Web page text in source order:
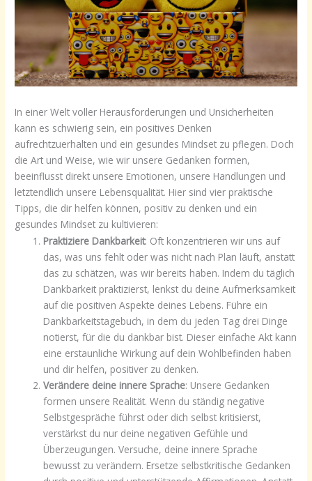
In einer Welt voller Herausforderungen und Unsicherheiten
kann es schwierig sein, ein positives Denken
aufrechtzuerhalten und ein gesundes Mindset zu pflegen. Doch
die Art und Weise, wie wir unsere Gedanken formen,
beeinflusst direkt unsere Emotionen, unsere Handlungen und
letztendlich unsere Lebensqualität. Hier sind vier praktische
Tipps, die dir helfen können, positiv zu denken und ein
gesundes Mindset zu kultivieren:
Praktiziere Dankbarkeit: Oft konzentrieren wir uns auf
das, was uns fehlt oder was nicht nach Plan läuft, anstatt
das zu schätzen, was wir bereits haben. Indem du täglich
Dankbarkeit praktizierst, lenkst du deine Aufmerksamkeit
auf die positiven Aspekte deines Lebens. Führe ein
Dankbarkeitstagebuch, in dem du jeden Tag drei Dinge
notierst, für die du dankbar bist. Dieser einfache Akt kann
eine erstaunliche Wirkung auf dein Wohlbefinden haben
und dir helfen, positiver zu denken.
Verändere deine innere Sprache: Unsere Gedanken
formen unsere Realität. Wenn du ständig negative
Selbstgespräche führst oder dich selbst kritisierst,
verstärkst du nur deine negativen Gefühle und
Überzeugungen. Versuche, deine innere Sprache
bewusst zu verändern. Ersetze selbstkritische Gedanken